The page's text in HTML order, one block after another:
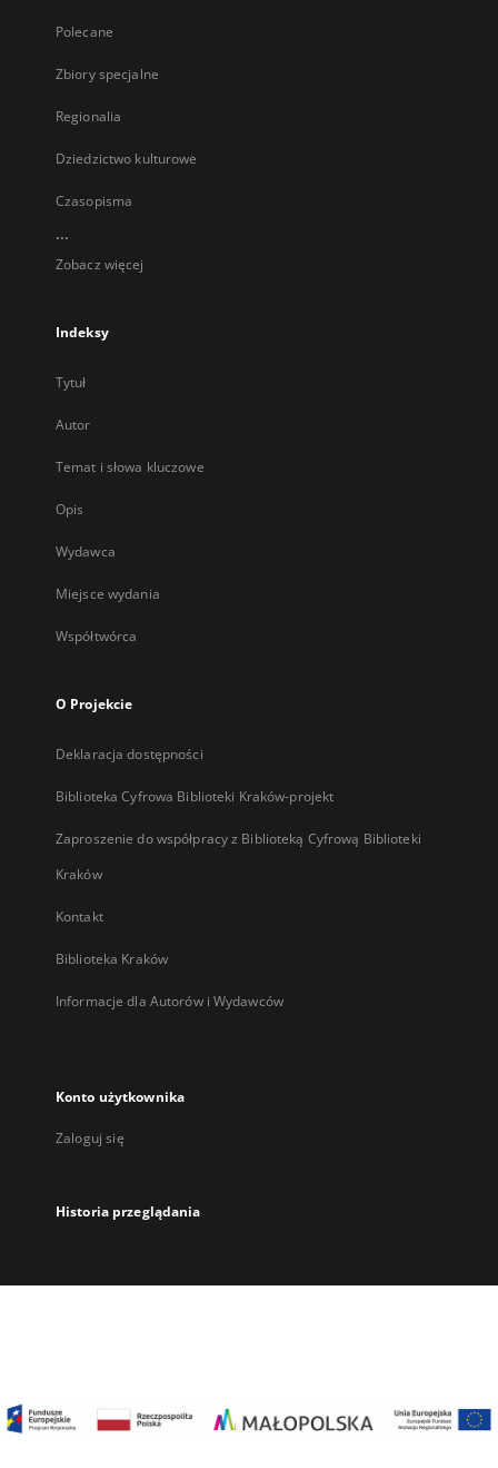
Polecane
Zbiory specjalne
Regionalia
Dziedzictwo kulturowe
Czasopisma
...
Zobacz więcej
Indeksy
Tytuł
Autor
Temat i słowa kluczowe
Opis
Wydawca
Miejsce wydania
Współtwórca
O Projekcie
Deklaracja dostępności
Biblioteka Cyfrowa Biblioteki Kraków-projekt
Zaproszenie do współpracy z Biblioteką Cyfrową Biblioteki
Kraków
Kontakt
Biblioteka Kraków
Informacje dla Autorów i Wydawców
Konto użytkownika
Zaloguj się
Historia przeglądania